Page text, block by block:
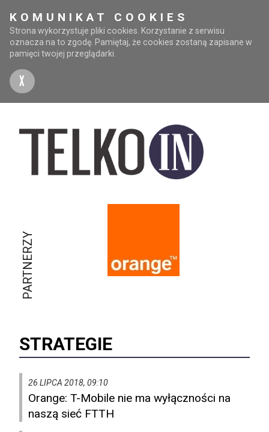
KOMUNIKAT COOKIES
Strona wykorzystuje pliki cookies. Korzystanie z serwisu
oznacza na to zgodę. Pamiętaj, że cookies zostaną zapisane w
pamięci twojej przeglądarki.
X
PARTNERZY
STRATEGIE
26 LIPCA 2018, 09:10
Orange: T-Mobile nie ma wyłączności na
naszą sieć FTTH